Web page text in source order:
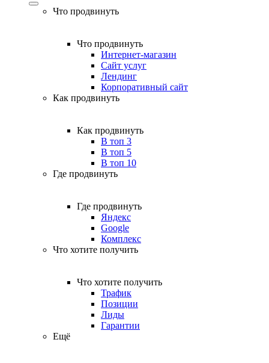
Что продвинуть
Что продвинуть
Интернет-магазин
Сайт услуг
Лендинг
Корпоративный сайт
Как продвинуть
Как продвинуть
В топ 3
В топ 5
В топ 10
Где продвинуть
Где продвинуть
Яндекс
Google
Комплекс
Что хотите получить
Что хотите получить
Трафик
Позиции
Лиды
Гарантии
Ещё